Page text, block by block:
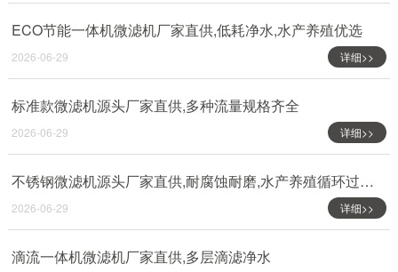
ECO节能一体机微滤机厂家直供,低耗净水,水产养殖优选
2026-06-29 详细>>
标准款微滤机源头厂家直供,多种流量规格齐全
2026-06-29 详细>>
不锈钢微滤机源头厂家直供,耐腐蚀耐磨,水产养殖循环过滤专用
2026-06-29 详细>>
滴流一体机微滤机厂家直供,多层滴滤净水